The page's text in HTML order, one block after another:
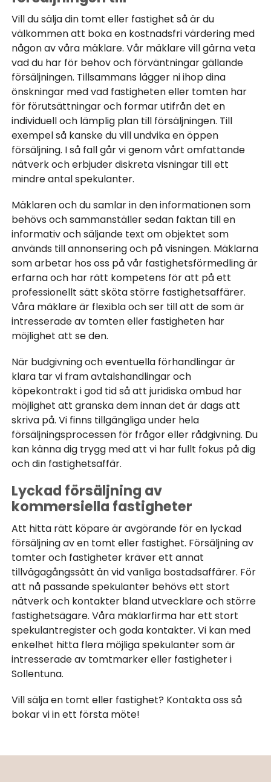
Vill du sälja din tomt eller fastighet så är du
välkommen att boka en kostnadsfri värdering med
någon av våra mäklare. Vår mäklare vill gärna veta
vad du har för behov och förväntningar gällande
försäljningen. Tillsammans lägger ni ihop dina
önskningar med vad fastigheten eller tomten har
för förutsättningar och formar utifrån det en
individuell och lämplig plan till försäljningen. Till
exempel så kanske du vill undvika en öppen
försäljning. I så fall går vi genom vårt omfattande
nätverk och erbjuder diskreta visningar till ett
mindre antal spekulanter.
Mäklaren och du samlar in den informationen som
behövs och sammanställer sedan faktan till en
informativ och säljande text om objektet som
används till annonsering och på visningen. Mäklarna
som arbetar hos oss på vår fastighetsförmedling är
erfarna och har rätt kompetens för att på ett
professionellt sätt sköta större fastighetsaffärer.
Våra mäklare är flexibla och ser till att de som är
intresserade av tomten eller fastigheten har
möjlighet att se den.
När budgivning och eventuella förhandlingar är
klara tar vi fram avtalshandlingar och
köpekontrakt i god tid så att juridiska ombud har
möjlighet att granska dem innan det är dags att
skriva på. Vi finns tillgängliga under hela
försäljningsprocessen för frågor eller rådgivning. Du
kan känna dig trygg med att vi har fullt fokus på dig
och din fastighetsaffär.
Lyckad försäljning av
kommersiella fastigheter
Att hitta rätt köpare är avgörande för en lyckad
försäljning av en tomt eller fastighet. Försäljning av
tomter och fastigheter kräver ett annat
tillvägagångssätt än vid vanliga bostadsaffärer. För
att nå passande spekulanter behövs ett stort
nätverk och kontakter bland utvecklare och större
fastighetsägare. Våra mäklarfirma har ett stort
spekulantregister och goda kontakter. Vi kan med
enkelhet hitta flera möjliga spekulanter som är
intresserade av tomtmarker eller fastigheter i
Sollentuna.
Vill sälja en tomt eller fastighet? Kontakta oss så
bokar vi in ett första möte!